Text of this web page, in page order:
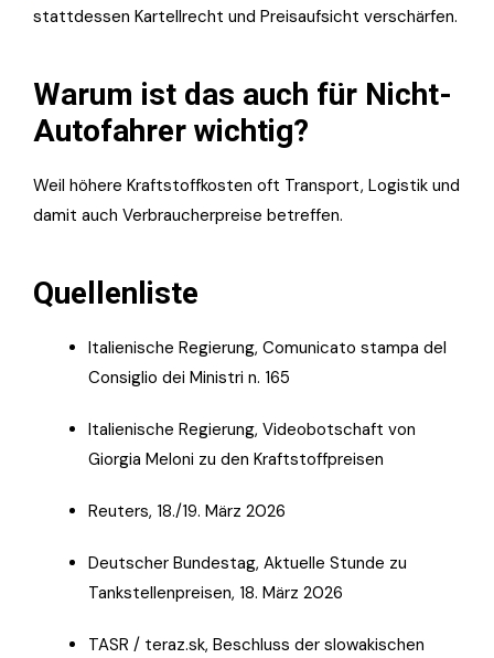
stattdessen Kartellrecht und Preisaufsicht verschärfen.
Warum ist das auch für Nicht-
Autofahrer wichtig?
Weil höhere Kraftstoffkosten oft Transport, Logistik und
damit auch Verbraucherpreise betreffen.
Quellenliste
Italienische Regierung, Comunicato stampa del
Consiglio dei Ministri n. 165
Italienische Regierung, Videobotschaft von
Giorgia Meloni zu den Kraftstoffpreisen
Reuters, 18./19. März 2026
Deutscher Bundestag, Aktuelle Stunde zu
Tankstellenpreisen, 18. März 2026
TASR / teraz.sk, Beschluss der slowakischen